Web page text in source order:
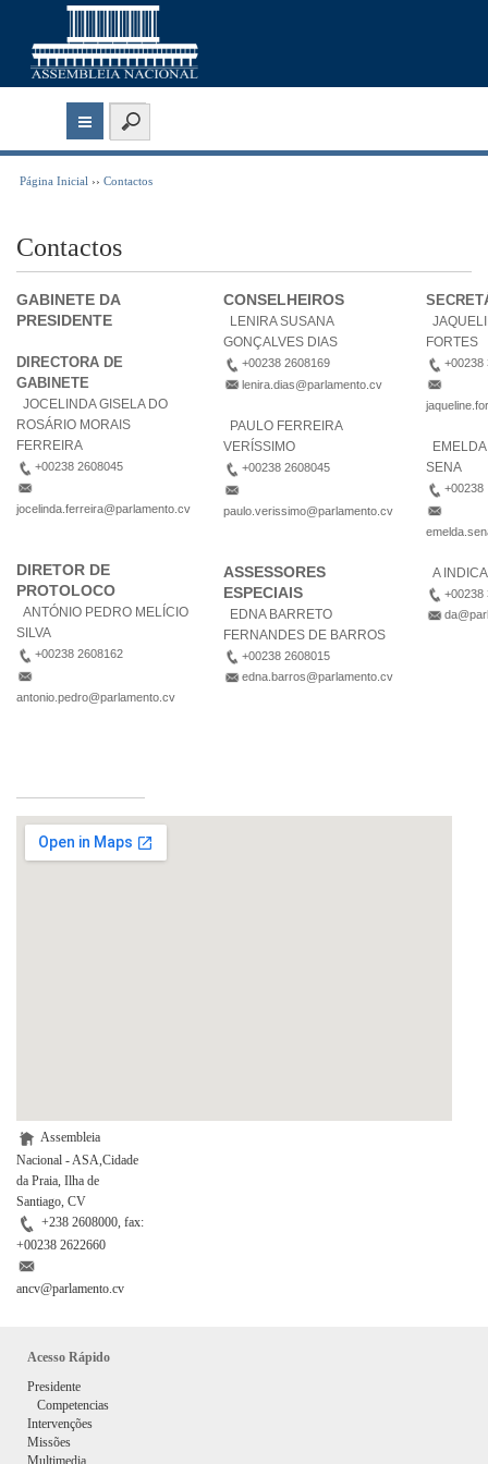
Página Inicial ›› Contactos
Contactos
GABINETE DA
PRESIDENTE
DIRECTORA DE
GABINETE
JOCELINDA GISELA DO
ROSÁRIO MORAIS
FERREIRA
+00238 2608045
jocelinda.ferreira@parlamento.cv
DIRETOR DE
PROTOLOCO
ANTÓNIO PEDRO MELÍCIO
SILVA
+00238 2608162
antonio.pedro@parlamento.cv
CONSELHEIROS
LENIRA SUSANA
GONÇALVES DIAS
+00238 2608169
lenira.dias@parlamento.cv
PAULO FERREIRA
VERÍSSIMO
+00238 2608045
paulo.verissimo@parlamento.cv
ASSESSORES
ESPECIAIS
EDNA BARRETO
FERNANDES DE BARROS
+00238 2608015
edna.barros@parlamento.cv
FORTES
+00238
SENA
+00238
A
+00238
Assembleia
Nacional - ASA,Cidade
da Praia, Ilha de
Santiago, CV
+238 2608000, fax:
+00238 2622660
ancv@parlamento.cv
Acesso Rápido
Presidente
Competencias
Intervenções
Missões